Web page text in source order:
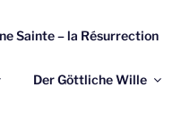
Sainte – la Résurrection
Der Göttliche Wille